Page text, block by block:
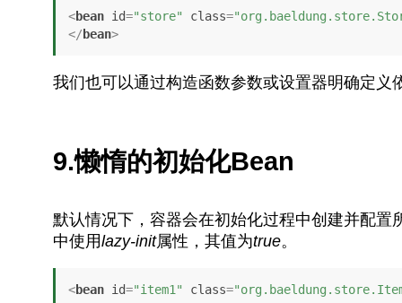
<bean id="store" class=
</ bean>
我们也可以通过构造函数参数或设置器明确定义
9.懒惰的初始化Bean
默认情况下，容器会在初始化过程中创建并配
中使用lazy-init属性，其值为true。
<bean id="item1" class=